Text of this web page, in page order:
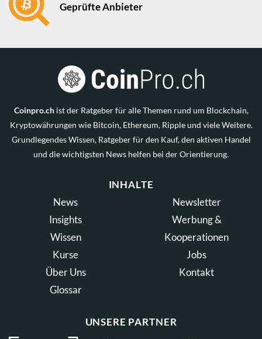
Geprüfte Anbieter
Coinpro.chist der Ratgeber für alle Themen rund um Blockchain,
Kryptowährungen wie Bitcoin, Ethereum, Ripple und viele Weitere.
Grundlegendes Wissen, Ratgeber für den Kauf, den aktiven Handel
und die wichtigsten News helfen bei der Orientierung.
INHALTE
News
Insights
Wissen
Kurse
Über Uns
Glossar
Newsletter
Werbung &
Kooperationen
Jobs
Kontakt
UNSERE PARTNER